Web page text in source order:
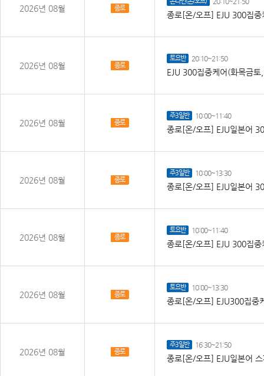
2026년 08월 종로
종로[온/오프] EJU 300집
2026년 08월 종로
토요반 20:10~21:50
EJU 300집중케어(화목금
2026년 08월 종로
주3일반 10:00~11:40
종로[온/오프] EJU일본어
2026년 08월 종로
주3일반 10:00~13:30
종로[온/오프] EJU일본어
2026년 08월 종로
토요반 10:00~11:40
종로[온/오프] EJU 300집
2026년 08월 종로
토요반 10:00~13:30
종로[온/오프] EJU300집
2026년 08월 종로
주3일반 16:30~21:50
종로[온/오프] EJU일본어